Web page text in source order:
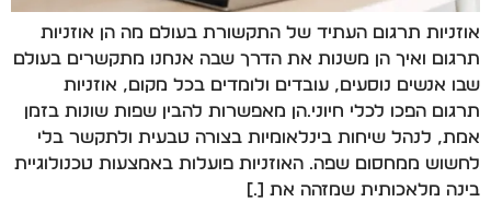
אוזניות תרגום העתיד של התקשורת בעולם מה הן אוזניות
תרגום ואיך הן משנות את הדרך שבה אנחנו מתקשרים בעולם
שבו אנשים נוסעים, עובדים ולומדים בכל מקום, אוזניות
תרגום הפכו לכלי חיוני.הן מאפשרות להבין שפות שונות בזמן
אמת, לנהל שיחות בינלאומיות בצורה טבעית ולתקשר בלי
לחשוש ממחסום שפה. האוזניות פועלות באמצעות טכנולוגיית
בינה מלאכותית שמזהה את […]